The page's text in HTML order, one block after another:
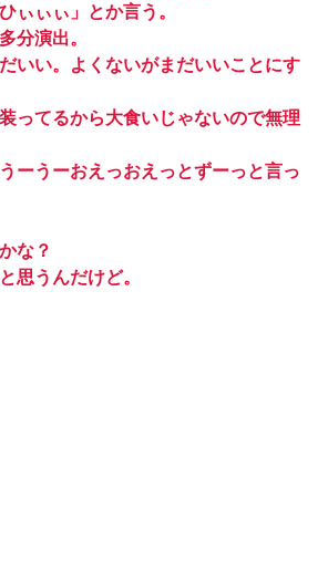
ぃぃぃ」とか言う。
分演出。
いい。よくないがまだいいことにす
ってるから大食いじゃないので無理
ーうーおえっおえっとずーっと言っ
な？
思うんだけど。